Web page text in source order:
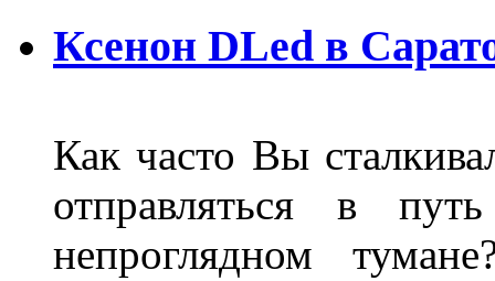
Ксенон DLed в
Как часто Вы
отправляться в
непроглядном